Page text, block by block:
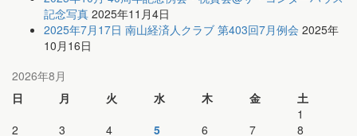
記念写真 2025年11月4日
2025年7月17日 南山経済人クラブ 第403回7月例会 2025年
10月16日
2026年8月
日
月 火 水 木 金
土
1
2
3 4 5 6 7
8